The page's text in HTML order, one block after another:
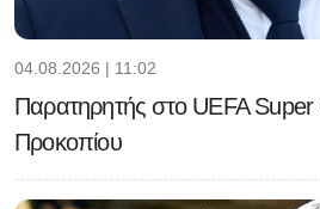
04.08.2026 | 11:02
Παρατηρητής στο UEFA
Προκοπίου